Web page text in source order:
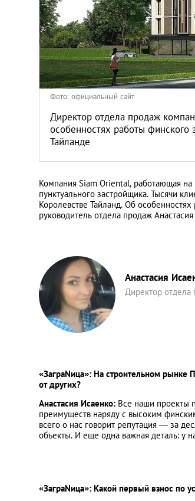
Париж
Паттайя
Пхукет
Санкт-Петербург
Фото: официальный сайт
Директор отдела продаж
особенностях работы
Тайланде
Компания Siam Oriental, работающая на
пунктуального застройщика. Тысячи
Королевстве Тайланд. Об
руководитель отдела продаж
Анастасия
Директор
«ЗаграNица»: На строительном рынке
от других?
Анастасия Исаенко: Все наши проекты
преимуществ наряду с высоким
всего о нас говорит репутация — за
объекты. И еще одна важная деталь: у
«ЗаграNица»: Какой первый взнос по